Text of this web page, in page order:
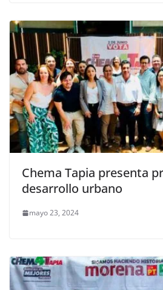
Chema Tapia presenta
desarrollo urbano
mayo 23, 2024